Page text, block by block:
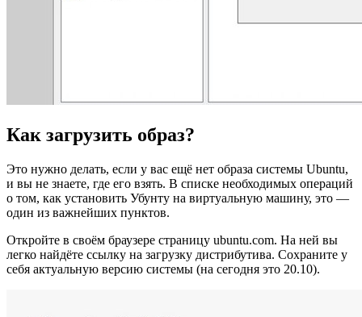
Как загрузить образ?
Это нужно делать, если у вас ещё нет образа системы Ubuntu,
и вы не знаете, где его взять. В списке необходимых операций
о том, как установить Убунту на виртуальную машину, это —
один из важнейших пунктов.
Откройте в своём браузере страницу ubuntu.com. На ней вы
легко найдёте ссылку на загрузку дистрибутива. Сохраните у
себя актуальную версию системы (на сегодня это 20.10).